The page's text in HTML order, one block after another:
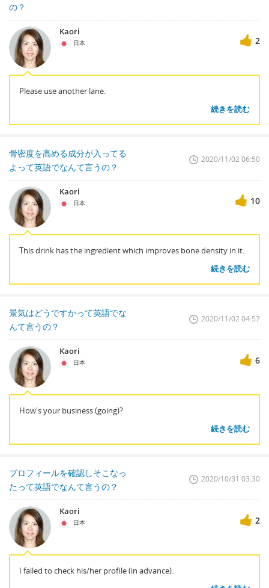
の？
Kaori
日本 2
Please use another lane.
続きを読む
骨密度を高める成分が入ってる
よって英語でなんて言うの？
2020/11/02 06:50
Kaori
日本 10
This drink has the ingredient which improves bone density in it.
続きを読む
景気はどうですかって英語でな
んて言うの？
2020/11/02 04:57
Kaori
日本 6
How's your business (going)?
続きを読む
プロフィールを確認しそこなっ
たって英語でなんて言うの？
2020/10/31 03:30
Kaori
日本 2
I failed to check his/her profile (in advance).